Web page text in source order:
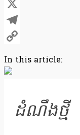
Facebook
X
Telegram
Link
In this article:
ដំណឹងថ្មី